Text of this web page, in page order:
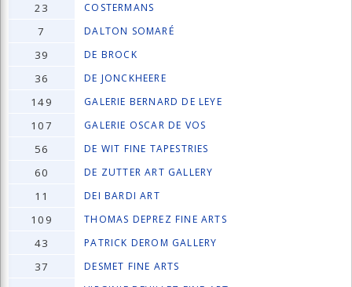
23 COSTERMANS
7 DALTON SOMARÉ
39 DE BROCK
36 DE JONCKHEERE
149 GALERIE BERNARD DE LEYE
107 GALERIE OSCAR DE VOS
56 DE WIT FINE TAPESTRIES
60 DE ZUTTER ART GALLERY
11 DEI BARDI ART
109 THOMAS DEPREZ FINE ARTS
43 PATRICK DEROM GALLERY
37 DESMET FINE ARTS